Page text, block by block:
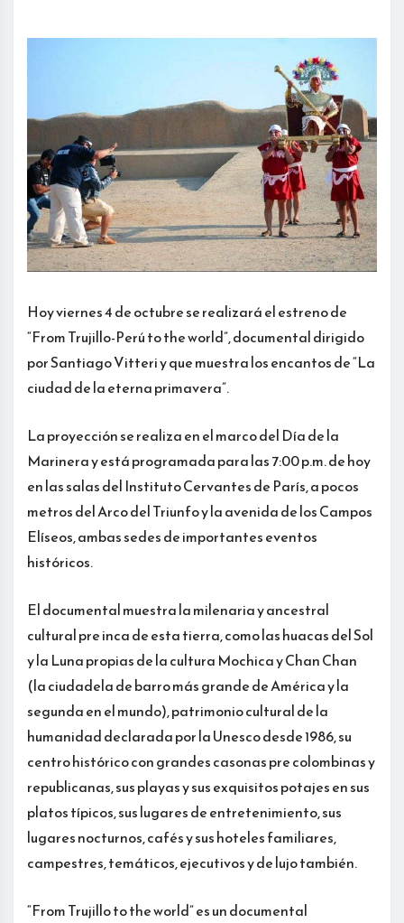
Hoy viernes 4 de octubre se realizará el estreno de
“From Trujillo-Perú to the world”, documental dirigido
por Santiago Vitteri y que muestra los encantos de “La
ciudad de la eterna primavera”.
La proyección se realiza en el marco del Día de la
Marinera y está programada para las 7:00 p.m. de hoy
en las salas del Instituto Cervantes de París, a pocos
metros del Arco del Triunfo y la avenida de los Campos
Elíseos, ambas sedes de importantes eventos
históricos.
El documental muestra la milenaria y ancestral
cultural pre inca de esta tierra, como las huacas del Sol
y la Luna propias de la cultura Mochica y Chan Chan
(la ciudadela de barro más grande de América y la
segunda en el mundo), patrimonio cultural de la
humanidad declarada por la Unesco desde 1986, su
centro histórico con grandes casonas pre colombinas y
republicanas, sus playas y sus exquisitos potajes en sus
platos típicos, sus lugares de entretenimiento, sus
lugares nocturnos, cafés y sus hoteles familiares,
campestres, temáticos, ejecutivos y de lujo también.
“From Trujillo to the world” es un documental